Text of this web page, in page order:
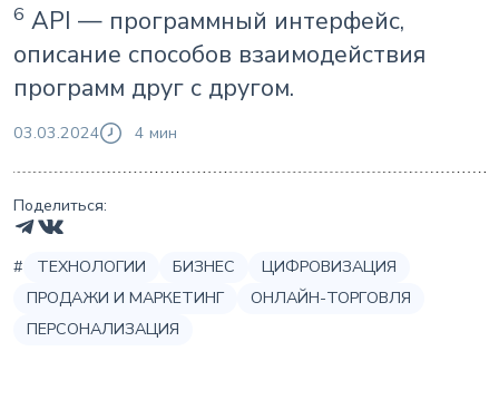
6 API — программный интерфейс,
описание способов взаимодействия
программ друг с другом.
03.03.2024 4 мин
Поделиться:
# ТЕХНОЛОГИИ БИЗНЕС
ЦИФРОВИЗАЦИЯ
ПРОДАЖИ И МАРКЕТИНГ
ОНЛАЙН-ТОРГОВЛЯ
ПЕРСОНАЛИЗАЦИЯ